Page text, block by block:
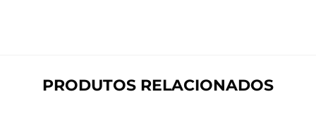
PRODUTOS RELACIONADOS